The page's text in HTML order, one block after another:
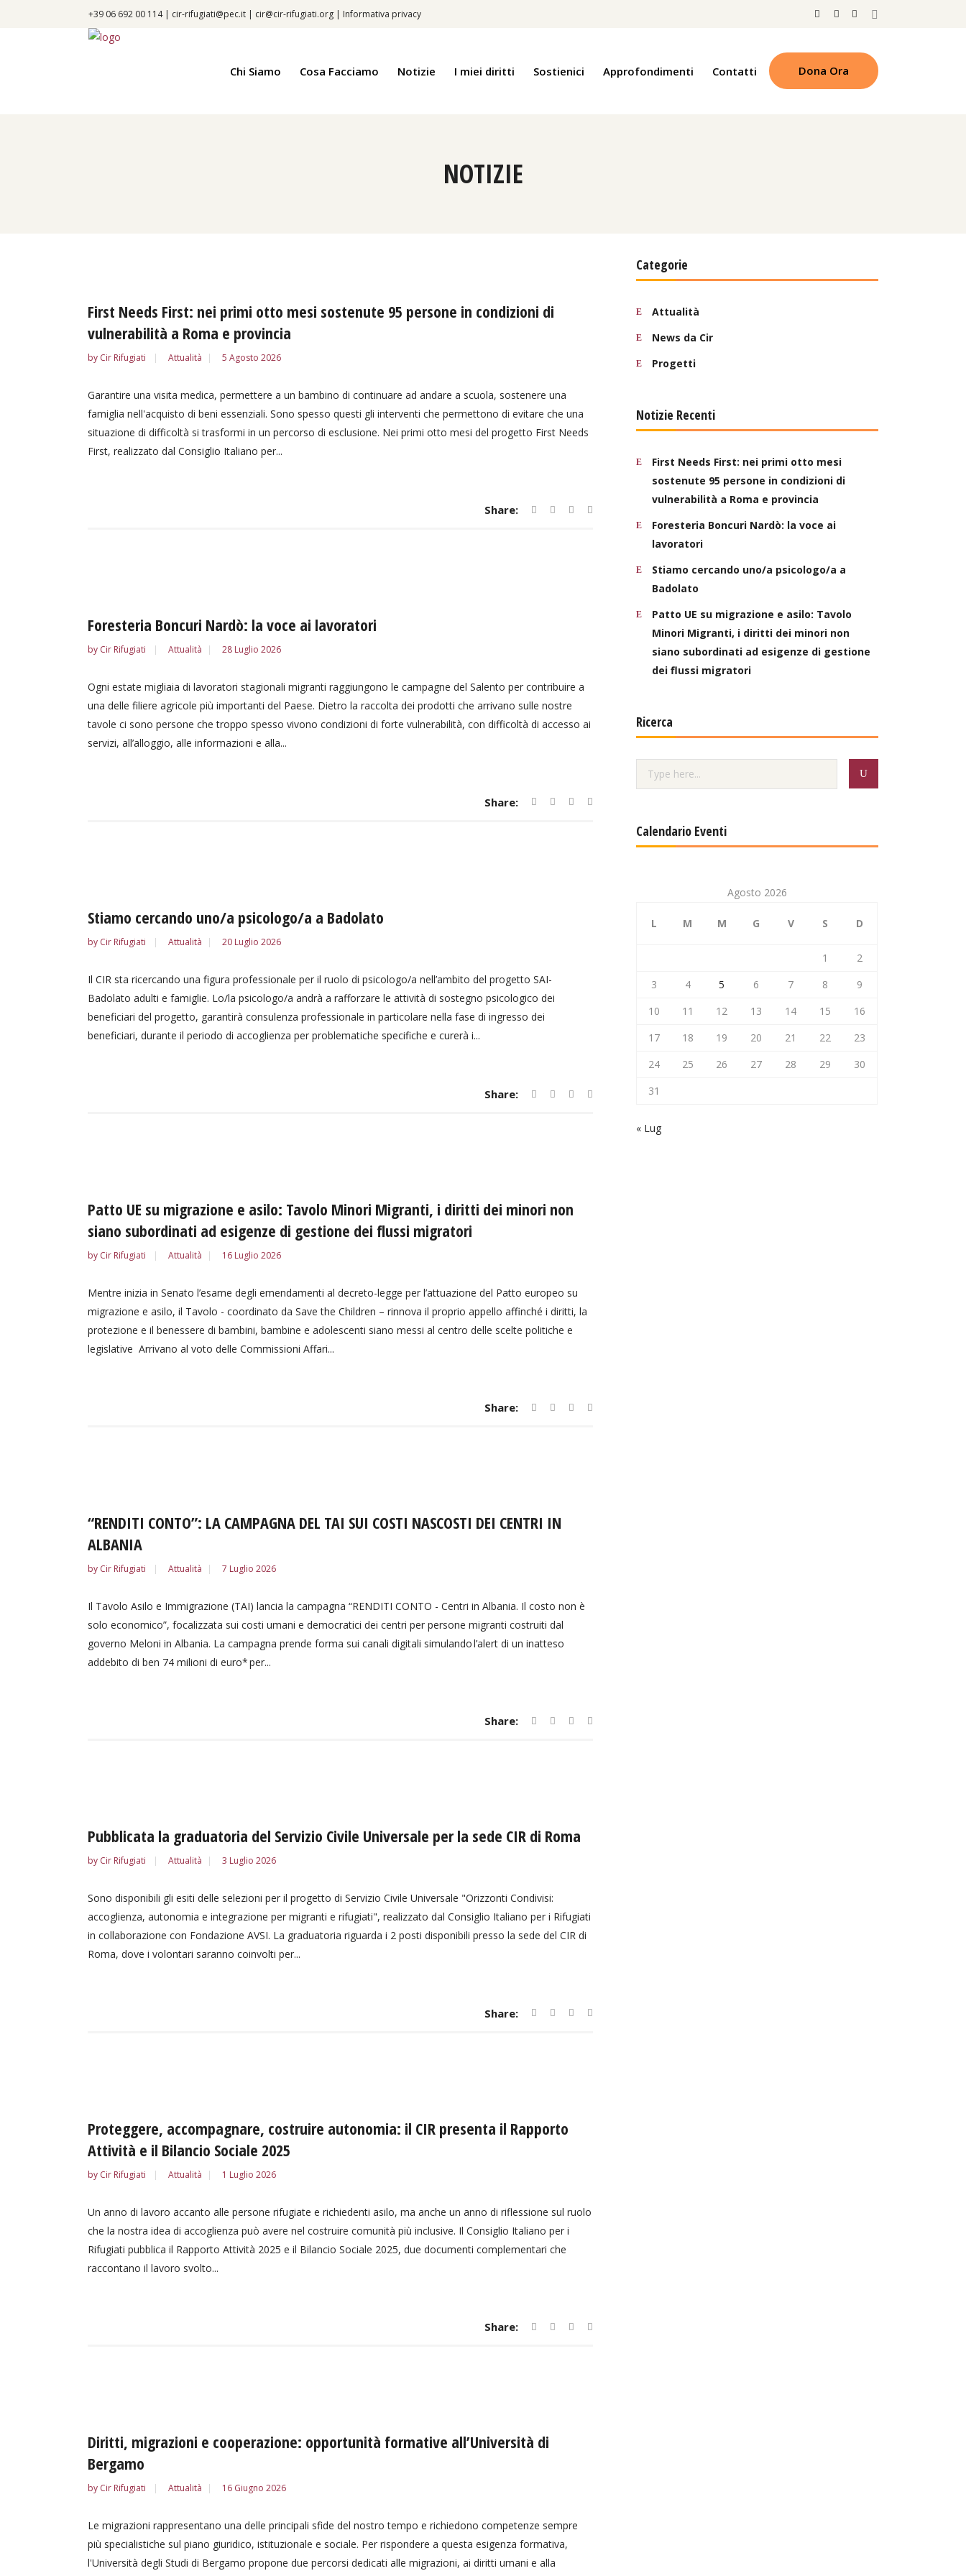
+39 06 692 00 114 | cir-rifugiati@pec.it | cir@cir-rifugiati.org | Informativa privacy
Chi Siamo Cosa Facciamo Notizie I miei diritti Sostienici Approfondimenti Contatti Dona Ora
NOTIZIE
First Needs First: nei primi otto mesi sostenute 95 persone in condizioni di
vulnerabilità a Roma e provincia
by Cir Rifugiati Attualità 5 Agosto 2026
Garantire una visita medica, permettere a un bambino di continuare ad andare a scuola, sostenere una
famiglia nell'acquisto di beni essenziali. Sono spesso questi gli interventi che permettono di evitare che una
situazione di difficoltà si trasformi in un percorso di esclusione. Nei primi otto mesi del progetto First Needs
First, realizzato dal Consiglio Italiano per...
Share:
Foresteria Boncuri Nardò: la voce ai lavoratori
by Cir Rifugiati Attualità 28 Luglio 2026
Ogni estate migliaia di lavoratori stagionali migranti raggiungono le campagne del Salento per contribuire a
una delle filiere agricole più importanti del Paese. Dietro la raccolta dei prodotti che arrivano sulle nostre
tavole ci sono persone che troppo spesso vivono condizioni di forte vulnerabilità, con difficoltà di accesso ai
servizi, all’alloggio, alle informazioni e alla...
Share:
Stiamo cercando uno/a psicologo/a a Badolato
by Cir Rifugiati Attualità 20 Luglio 2026
Il CIR sta ricercando una figura professionale per il ruolo di psicologo/a nell’ambito del progetto SAI-
Badolato adulti e famiglie. Lo/la psicologo/a andrà a rafforzare le attività di sostegno psicologico dei
beneficiari del progetto, garantirà consulenza professionale in particolare nella fase di ingresso dei
beneficiari, durante il periodo di accoglienza per problematiche specifiche e curerà i...
Share:
Patto UE su migrazione e asilo: Tavolo Minori Migranti, i diritti dei minori non
siano subordinati ad esigenze di gestione dei flussi migratori
by Cir Rifugiati Attualità 16 Luglio 2026
Mentre inizia in Senato l’esame degli emendamenti al decreto-legge per l’attuazione del Patto europeo su
migrazione e asilo, il Tavolo - coordinato da Save the Children – rinnova il proprio appello affinché i diritti, la
protezione e il benessere di bambini, bambine e adolescenti siano messi al centro delle scelte politiche e
legislative Arrivano al voto delle Commissioni Affari...
Share:
“RENDITI CONTO”: LA CAMPAGNA DEL TAI SUI COSTI NASCOSTI DEI CENTRI IN
ALBANIA
by Cir Rifugiati Attualità 7 Luglio 2026
Il Tavolo Asilo e Immigrazione (TAI) lancia la campagna “RENDITI CONTO - Centri in Albania. Il costo non è
solo economico”, focalizzata sui costi umani e democratici dei centri per persone migranti costruiti dal
governo Meloni in Albania. La campagna prende forma sui canali digitali simulando l’alert di un inatteso
addebito di ben 74 milioni di euro* per...
Share:
Pubblicata la graduatoria del Servizio Civile Universale per la sede CIR di Roma
by Cir Rifugiati Attualità 3 Luglio 2026
Sono disponibili gli esiti delle selezioni per il progetto di Servizio Civile Universale "Orizzonti Condivisi:
accoglienza, autonomia e integrazione per migranti e rifugiati", realizzato dal Consiglio Italiano per i Rifugiati
in collaborazione con Fondazione AVSI. La graduatoria riguarda i 2 posti disponibili presso la sede del CIR di
Roma, dove i volontari saranno coinvolti per...
Share:
Proteggere, accompagnare, costruire autonomia: il CIR presenta il Rapporto
Attività e il Bilancio Sociale 2025
by Cir Rifugiati Attualità 1 Luglio 2026
Un anno di lavoro accanto alle persone rifugiate e richiedenti asilo, ma anche un anno di riflessione sul ruolo
che la nostra idea di accoglienza può avere nel costruire comunità più inclusive. Il Consiglio Italiano per i
Rifugiati pubblica il Rapporto Attività 2025 e il Bilancio Sociale 2025, due documenti complementari che
raccontano il lavoro svolto...
Share:
Diritti, migrazioni e cooperazione: opportunità formative all’Università di
Bergamo
by Cir Rifugiati Attualità 16 Giugno 2026
Le migrazioni rappresentano una delle principali sfide del nostro tempo e richiedono competenze sempre
più specialistiche sul piano giuridico, istituzionale e sociale. Per rispondere a questa esigenza formativa,
l'Università degli Studi di Bergamo propone due percorsi dedicati alle migrazioni, ai diritti umani e alla
Categorie
Attualità
News da Cir
Progetti
Notizie Recenti
First Needs First: nei primi otto mesi
sostenute 95 persone in condizioni di
vulnerabilità a Roma e provincia
Foresteria Boncuri Nardò: la voce ai
lavoratori
Stiamo cercando uno/a psicologo/a a
Badolato
Patto UE su migrazione e asilo: Tavolo
Minori Migranti, i diritti dei minori non
siano subordinati ad esigenze di gestione
dei flussi migratori
Ricerca
Calendario Eventi
Agosto 2026
L M M G V S D
1
2
3
4 5 6 7 8
9
10
11 12 13 14 15
16
17
18 19 20 21 22
23
24
25 26 27 28 29
30
31
« Lug